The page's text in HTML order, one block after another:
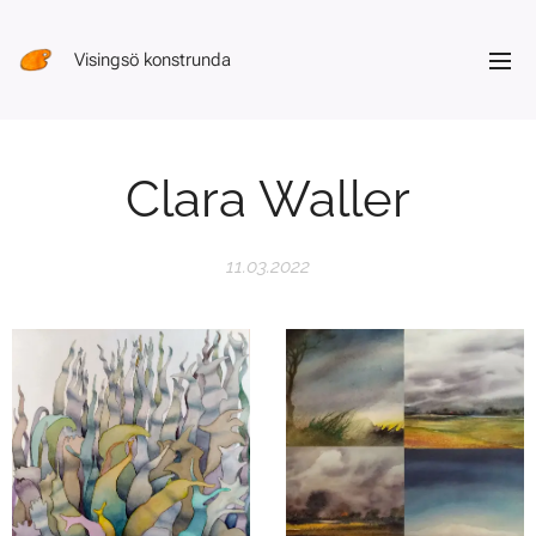
Visingsö konstrunda
Clara Waller
11.03.2022